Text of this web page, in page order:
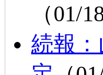
（01/
続報